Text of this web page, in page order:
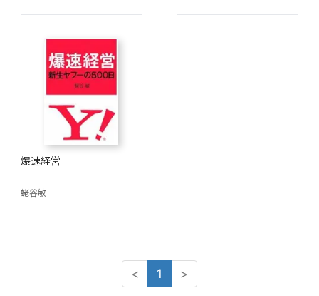
爆速経営
蛯谷敏
< 1 >